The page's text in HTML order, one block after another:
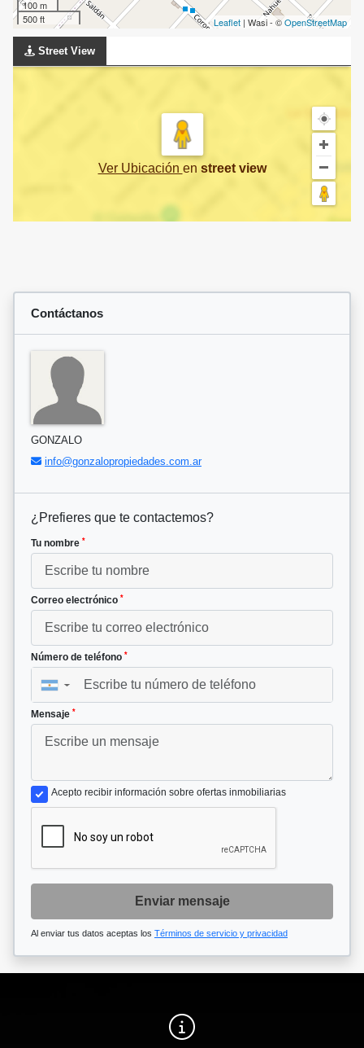
100 m
500 ft
Leaflet | Wasi - ©OpenStreetMap
Street View
Ver Ubicación en street view
Contáctanos
GONZALO
info@gonzalopropiedades.com.ar
¿Prefieres que te contactemos?
Tu nombre *
Correo electrónico *
Número de teléfono *
▼
Mensaje *
Acepto recibir información sobre ofertas inmobiliarias
Enviar mensaje
Al enviar tus datos aceptas los Términos de servicio y privacidad